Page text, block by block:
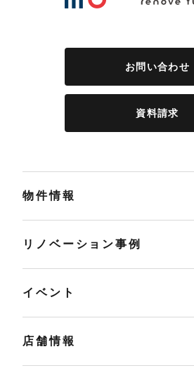
お問い合わせ
資料請求
物件情報
リノベーション事例
イベント
店舗情報